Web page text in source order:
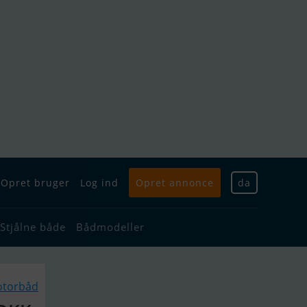
Opret bruger Log ind Opret annonce da
Stjålne både Bådmodeller